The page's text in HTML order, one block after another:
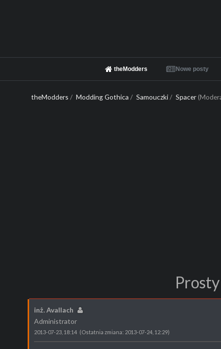
theModders Nowe posty
theModders / Modding Gothica / Samouczki/ Spacer
inż. Avallach
Administrator
2013-07-23, 18:14 (Ostatnia zmiana: 2013-07-24, 12:29)